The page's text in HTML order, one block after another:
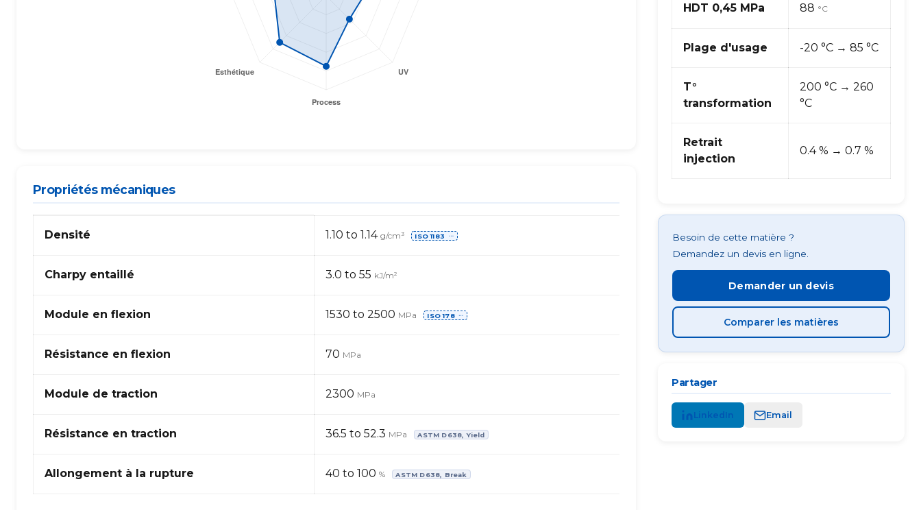
Propriétés mécaniques
mécaniques
de
ABS
Styrène)+PBT
(Polybutylène
téréphtalate)
Densité 1.10 to 1.14 g/cm³ ISO 1183 ⋯
Charpy entaillé 3.0 to 55 kJ/m²
Module en flexion 1530 to 2500 MPa ISO 178 ⋯
Résistance en flexion 70 MPa
Module de traction 2300 MPa
Résistance en traction 36.5 to 52.3 MPa ASTM D638, Yield
Allongement à la rupture 40 to 100 % ASTM D638, Break
HDT 0,45 MPa 88 °C
Plage d'usage -20 °C → 85 °C
T°
transformation
200 °C → 260
°C
Retrait
injection
0.4 % → 0.7 %
Besoin de cette matière ?
Demandez un devis en ligne.
Demander un devis
Comparer les matières
Partager
LinkedIn Email